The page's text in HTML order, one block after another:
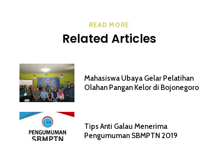
READ MORE
Related Articles
Mahasiswa Ubaya Gelar Pelatihan
Olahan Pangan Kelor di Bojonegoro
Tips Anti Galau Menerima
Pengumuman SBMPTN 2019